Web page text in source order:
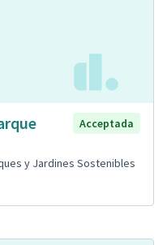
Acceptada
y Jardines Sostenibles